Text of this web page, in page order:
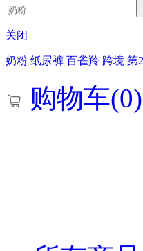
关闭
奶粉
购物车(0)